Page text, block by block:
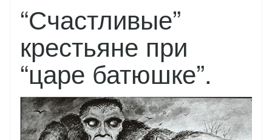
“Счастливые”
крестьяне при
“царе батюшке”.